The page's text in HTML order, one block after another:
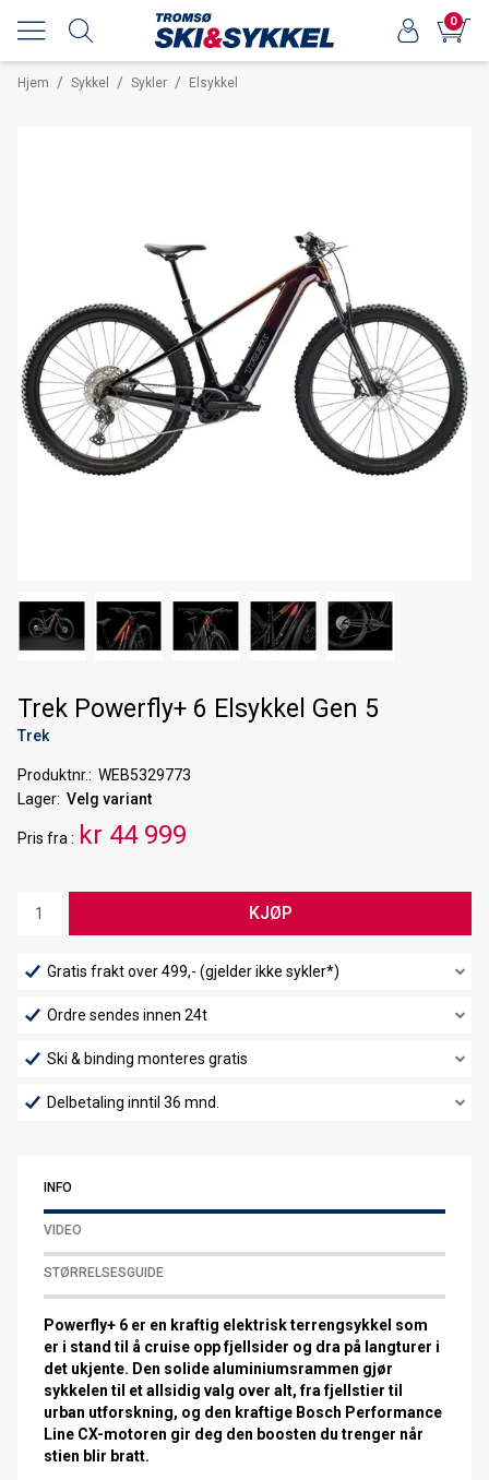
0
Hjem / Sykkel / Sykler / Elsykkel
Trek Powerfly+ 6 Elsykkel Gen 5
Trek
Produktnr.
WEB5329773
Lager Velg variant
Pris fra kr 44 999
KJØP
Gratis frakt over 499,- (gjelder ikke sykler*)
Ordre sendes innen 24t
Ski & binding monteres gratis
Delbetaling inntil 36 mnd.
INFO
VIDEO
STØRRELSESGUIDE
Powerfly+ 6 er en kraftig elektrisk terrengsykkel som
er i stand til å cruise opp fjellsider og dra på langturer i
det ukjente. Den solide aluminiumsrammen gjør
sykkelen til et allsidig valg over alt, fra fjellstier til
urban utforskning, og den kraftige Bosch Performance
Line CX-motoren gir deg den boosten du trenger når
stien blir bratt.